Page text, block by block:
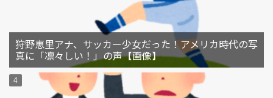
狩野恵里アナ、サッカー少女だった！アメリカ時代の写
真に「凛々しい！」の声【画像】